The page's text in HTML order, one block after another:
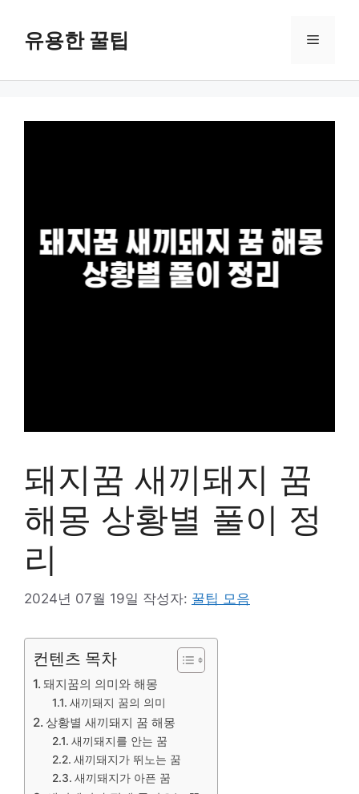
유용한 꿀팁 메
돼지꿈 새끼돼지 꿈
해몽 상황별 풀이 정
리
2024년 07월 19일 작성자: 꿀팁 모음
컨텐츠 목차
돼지꿈의 의미와 해몽
새끼돼지 꿈의 의미
상황별 새끼돼지 꿈 해몽
새끼돼지를 안는 꿈
새끼돼지가 뛰노는 꿈
새끼돼지가 아픈 꿈